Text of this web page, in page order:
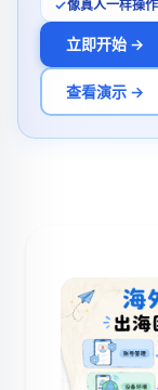
像真人一样操
立即开始 →
查看演示 →